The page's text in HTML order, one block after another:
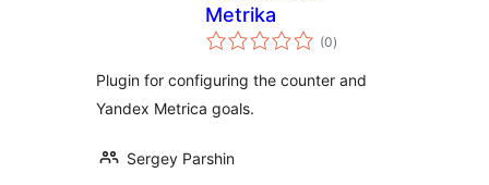
Metrika
(0total
de
)
Plugin for configuring the counter and
Yandex Metrica goals.
Sergey Parshin